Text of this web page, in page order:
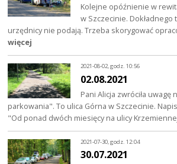
Kolejne opóźnienie w
w Szczecinie.
urzędnicy nie podają. Trzeba skorygować
więcej
2021-08-02, godz. 10:56
02.08.2021
Pani Alicja zwróciła uwagę
parkowania". To ulica Górna w Szczecinie.
"Od ponad dwóch miesięcy na ulicy
2021-07-30, godz. 12:04
30.07.2021